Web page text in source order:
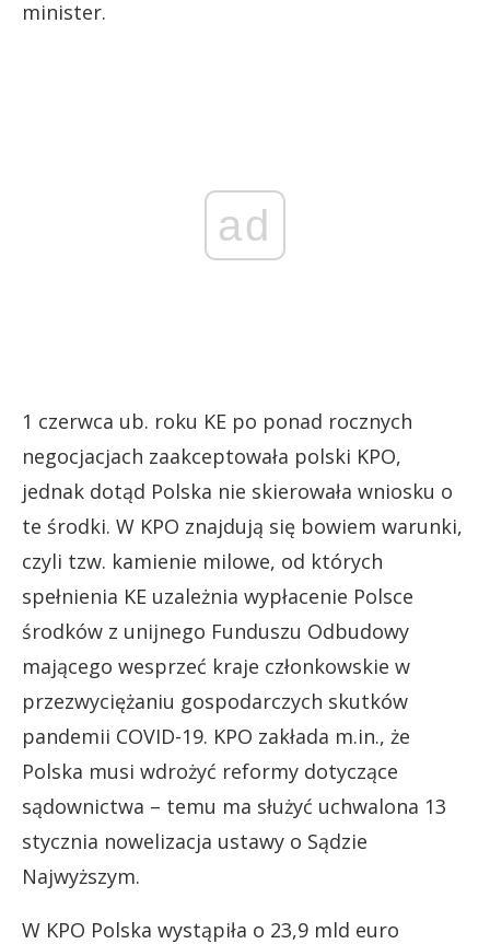
minister.
ad
1 czerwca ub. roku KE po ponad rocznych
negocjacjach zaakceptowała polski KPO,
jednak dotąd Polska nie skierowała wniosku o
te środki. W KPO znajdują się bowiem warunki,
czyli tzw. kamienie milowe, od których
spełnienia KE uzależnia wypłacenie Polsce
środków z unijnego Funduszu Odbudowy
mającego wesprzeć kraje członkowskie w
przezwyciężaniu gospodarczych skutków
pandemii COVID-19. KPO zakłada m.in., że
Polska musi wdrożyć reformy dotyczące
sądownictwa – temu ma służyć uchwalona 13
stycznia nowelizacja ustawy o Sądzie
Najwyższym.
W KPO Polska wystąpiła o 23,9 mld euro